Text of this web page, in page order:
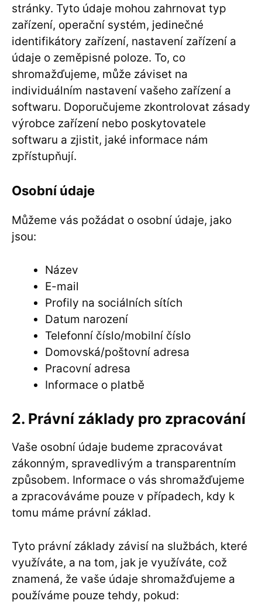
stránky. Tyto údaje mohou zahrnovat typ
zařízení, operační systém, jedinečné
identifikátory zařízení, nastavení zařízení a
údaje o zeměpisné poloze. To, co
shromažďujeme, může záviset na
individuálním nastavení vašeho zařízení a
softwaru. Doporučujeme zkontrolovat zásady
výrobce zařízení nebo poskytovatele
softwaru a zjistit, jaké informace nám
zpřístupňují.
Osobní údaje
Můžeme vás požádat o osobní údaje, jako
jsou:
Název
E-mail
Profily na sociálních sítích
Datum narození
Telefonní číslo/mobilní číslo
Domovská/poštovní adresa
Pracovní adresa
Informace o platbě
2. Právní základy pro zpracování
Vaše osobní údaje budeme zpracovávat
zákonným, spravedlivým a transparentním
způsobem. Informace o vás shromažďujeme
a zpracováváme pouze v případech, kdy k
tomu máme právní základ.
Tyto právní základy závisí na službách, které
využíváte, a na tom, jak je využíváte, což
znamená, že vaše údaje shromažďujeme a
používáme pouze tehdy, pokud: